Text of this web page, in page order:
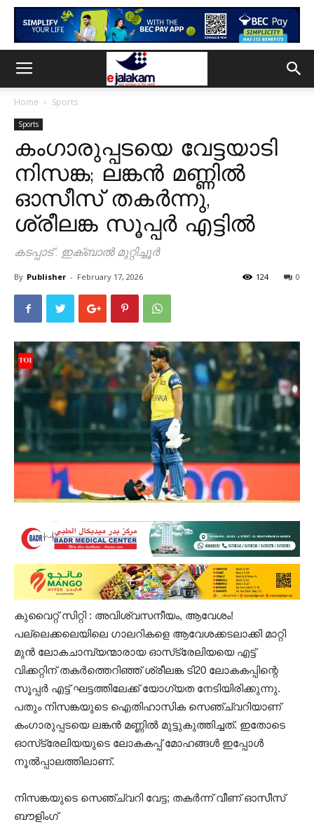
Home Sports
Sports
കംഗാരുപ്പടയെ വേട്ടയാടി
നിസങ്ക; ലങ്കൻ മണ്ണിൽ
ഓസീസ് തകർന്നു,
ശ്രീലങ്ക സൂപ്പർ എട്ടിൽ
കടപ്പാട് : ഇക്ബാൽ മുറ്റിച്ചൂർ
By Publisher - February 17, 2026 0
124
കുവൈറ്റ് സിറ്റി : ​അവിശ്വസനീയം, ആവേശം!
പല്ലെക്കലെയിലെ ഗാലറികളെ ആവേശക്കടലാക്കി മാറ്റി
മുൻ ലോകചാമ്പ്യന്മാരായ ഓസ്‌ട്രേലിയയെ എട്ട്
വിക്കറ്റിന് തകർത്തെറിഞ്ഞ് ശ്രീലങ്ക ടി20 ലോകകപ്പിന്റെ
സൂപ്പർ എട്ട് ഘട്ടത്തിലേക്ക് യോഗ്യത നേടിയിരിക്കുന്നു.
പതും നിസങ്കയുടെ ഐതിഹാസിക സെഞ്ച്വറിയാണ്
കംഗാരുപ്പടയെ ലങ്കൻ മണ്ണിൽ മുട്ടുകുത്തിച്ചത്. ഇതോടെ
ഓസ്‌ട്രേലിയയുടെ ലോകകപ്പ് മോഹങ്ങൾ ഇപ്പോൾ
നൂൽപ്പാലത്തിലാണ്.
​നിസങ്കയുടെ സെഞ്ച്വറി വേട്ട; തകർന്ന് വീണ് ഓസീസ്
ബൗളിംഗ്